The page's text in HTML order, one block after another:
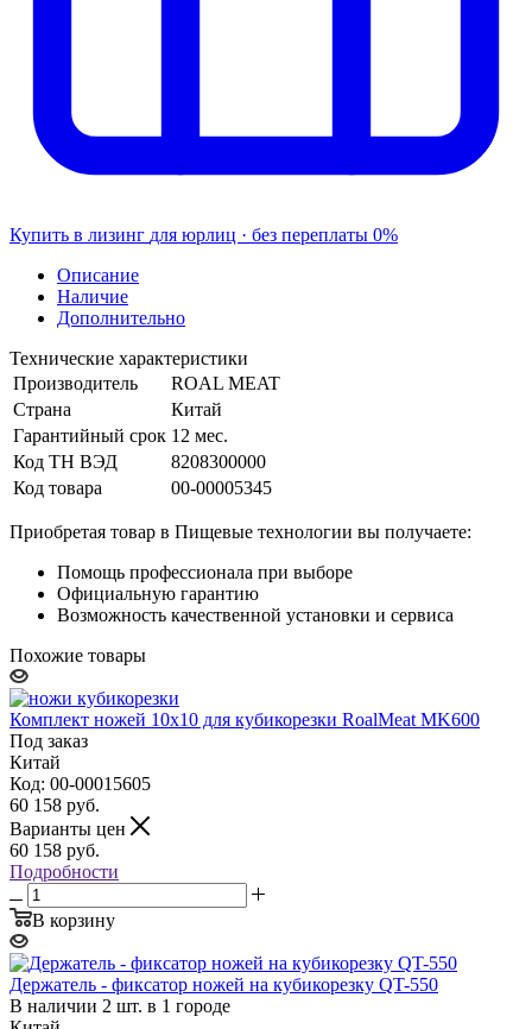
Купить в лизинг для юрлиц · без переплаты 0%
Описание
Наличие
Дополнительно
Технические характеристики
Производитель
ROAL MEAT
Страна
Китай
Гарантийный срок 12 мес.
Код ТН ВЭД
8208300000
Код товара
00-00005345
Приобретая товар в Пищевые технологии вы получаете:
Помощь профессионала при выборе
Официальную гарантию
Возможность качественной установки и сервиса
Похожие товары
Комплект ножей 10х10 для кубикорезки RoalMeat MK600
Под заказ
Китай
Код: 00-00015605
60 158 руб.
Варианты цен
60 158 руб.
Подробности
В корзину
Держатель - фиксатор ножей на кубикорезку QT-550
В наличии 2 шт. в 1 городе